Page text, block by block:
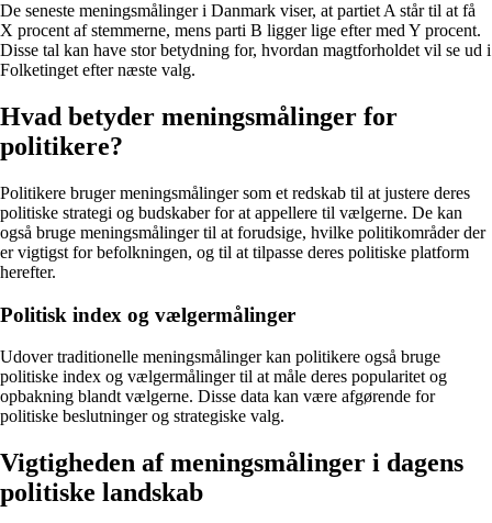
De seneste meningsmålinger i Danmark viser, at partiet A står til at få
X procent af stemmerne, mens parti B ligger lige efter med Y procent.
Disse tal kan have stor betydning for, hvordan magtforholdet vil se ud i
Folketinget efter næste valg.
Hvad betyder meningsmålinger for
politikere?
Politikere bruger meningsmålinger som et redskab til at justere deres
politiske strategi og budskaber for at appellere til vælgerne. De kan
også bruge meningsmålinger til at forudsige, hvilke politikområder der
er vigtigst for befolkningen, og til at tilpasse deres politiske platform
herefter.
Politisk index og vælgermålinger
Udover traditionelle meningsmålinger kan politikere også bruge
politiske index og vælgermålinger til at måle deres popularitet og
opbakning blandt vælgerne. Disse data kan være afgørende for
politiske beslutninger og strategiske valg.
Vigtigheden af meningsmålinger i dagens
politiske landskab